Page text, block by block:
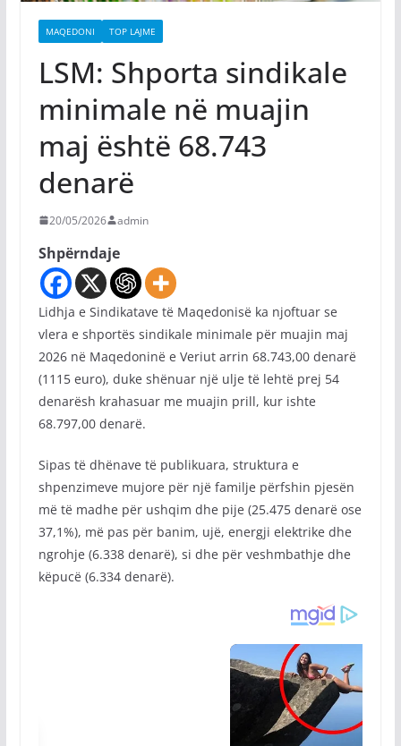
MAQEDONI TOP LAJME
LSM: Shporta sindikale
minimale në muajin
maj është 68.743
denarë
20/05/2026 admin
Shpërndaje
Lidhja e Sindikatave të Maqedonisë ka njoftuar se
vlera e shportës sindikale minimale për muajin maj
2026 në Maqedoninë e Veriut arrin 68.743,00 denarë
(1115 euro), duke shënuar një ulje të lehtë prej 54
denarësh krahasuar me muajin prill, kur ishte
68.797,00 denarë.
Sipas të dhënave të publikuara, struktura e
shpenzimeve mujore për një familje përfshin pjesën
më të madhe për ushqim dhe pije (25.475 denarë ose
37,1%), më pas për banim, ujë, energji elektrike dhe
ngrohje (6.338 denarë), si dhe për veshmbathje dhe
këpucë (6.334 denarë).